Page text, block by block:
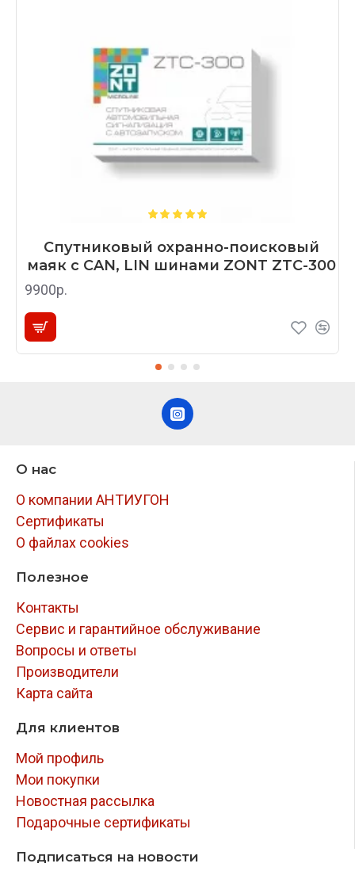
Спутниковый охранно-поисковый
маяк с CAN, LIN шинами ZONT ZTC-300
9900р.
О нас
О компании АНТИУГОН
Сертификаты
О файлах cookies
Полезное
Контакты
Сервис и гарантийное обслуживание
Вопросы и ответы
Производители
Карта сайта
Для клиентов
Мой профиль
Мои покупки
Новостная рассылка
Подарочные сертификаты
Подписаться на новости